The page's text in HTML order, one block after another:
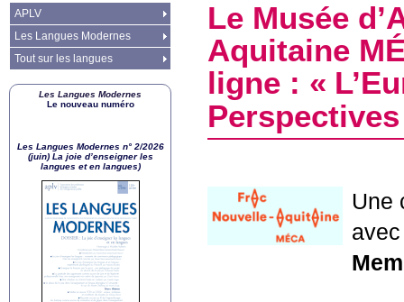
Le Musée
Aquitaine
ligne : «
Une
APLV
Les Langues Modernes
Tout sur les langues
Les Langues Modernes
Le nouveau numéro
Les Langues Modernes n° 2/2026
(juin) La joie d’enseigner les
langues et en langues)